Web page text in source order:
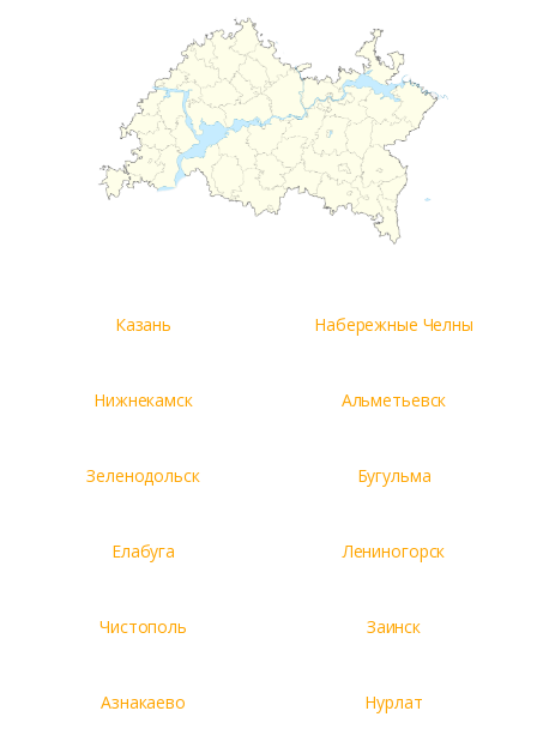
Казань Набережные Челны
Нижнекамск Альметьевск
Зеленодольск Бугульма
Елабуга Лениногорск
Чистополь Заинск
Азнакаево Нурлат